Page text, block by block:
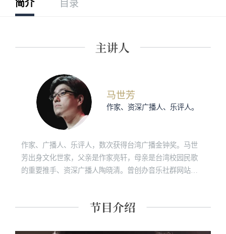
简介 目录
马世芳
作家、资深广播人、乐评人。
作家、广播人、乐评人，数次获得台湾广播金钟奖。马世
芳出身文化世家，父亲是作家亮轩，母亲是台湾校园民歌
的重要推手、资深广播人陶晓清。曾创办音乐社群网站